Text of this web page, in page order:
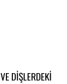
DİŞLERDEKİ